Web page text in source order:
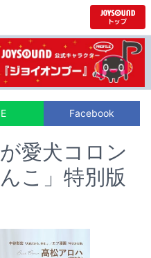
Facebook
愛犬コロン
こ」特別版